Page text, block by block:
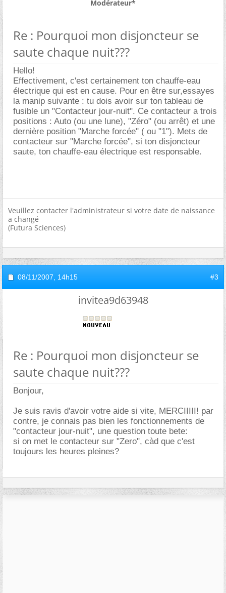
Modérateur*
Re : Pourquoi mon disjoncteur se
saute chaque nuit???
Hello!
Effectivement, c'est certainement ton chauffe-eau
électrique qui est en cause. Pour en être sur,essayes
la manip suivante : tu dois avoir sur ton tableau de
fusible un "Contacteur jour-nuit". Ce contacteur a trois
positions : Auto (ou une lune), "Zéro" (ou arrêt) et une
dernière position "Marche forcée" ( ou "1"). Mets de
contacteur sur "Marche forcée", si ton disjoncteur
saute, ton chauffe-eau électrique est responsable.
Veuillez contacter l'administrateur si votre date de naissance
a changé
(Futura Sciences)
08/11/2007, 14h15 #3
invitea9d63948
Re : Pourquoi mon disjoncteur se
saute chaque nuit???
Bonjour,
Je suis ravis d'avoir votre aide si vite, MERCIIIII! par
contre, je connais pas bien les fonctionnements de
"contacteur jour-nuit", une question toute bete:
si on met le contacteur sur "Zero", càd que c'est
toujours les heures pleines?